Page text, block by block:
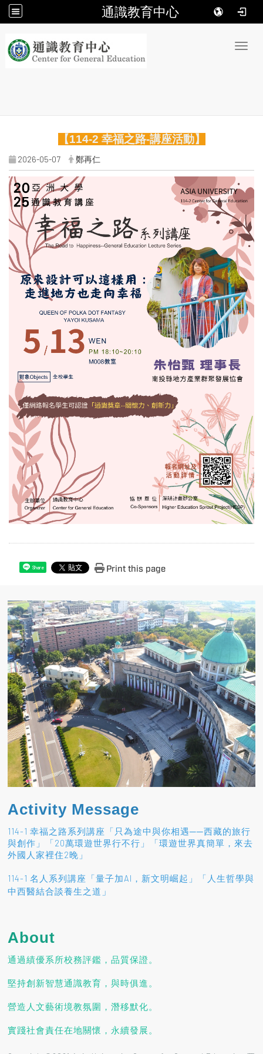
通識教育中心
【114-2 幸福之路-講座活動】
2026-05-07 鄭再仁
Share Print this page
Activity Message
114-1 幸福之路系列講座「只為途中與你相遇──西藏的旅行
與創作」「20萬環遊世界行不行」「環遊世界真簡單，來去
外國人家裡住2晚」
114-1 名人系列講座「量子加AI，新文明崛起」「人生哲學與
中西醫結合談養生之道 」
About
通過績優系所校務評鑑，品質保證。
堅持創新智慧通識教育，與時俱進。
營造人文藝術境教氛圍，潛移默化。
實踐社會責任在地關懷，永續發展。